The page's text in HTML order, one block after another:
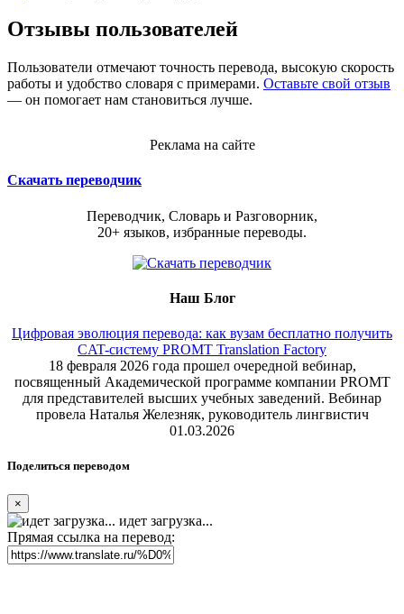
Отзывы пользователей
Пользователи отмечают точность перевода, высокую скорость
работы и удобство словаря с примерами. Оставьте свой отзыв
— он помогает нам становиться лучше.
Реклама на сайте
Скачать переводчик
Переводчик, Словарь и Разговорник,
20+ языков, избранные переводы.
Наш Блог
Цифровая эволюция перевода: как вузам бесплатно получить
CAT-систему PROMT Translation Factory
18 февраля 2026 года прошел очередной вебинар,
посвященный Академической программе компании PROMT
для представителей высших учебных заведений. Вебинар
провела Наталья Железняк, руководитель лингвистич
01.03.2026
Поделиться переводом
×
идет загрузка...
Прямая ссылка на перевод: